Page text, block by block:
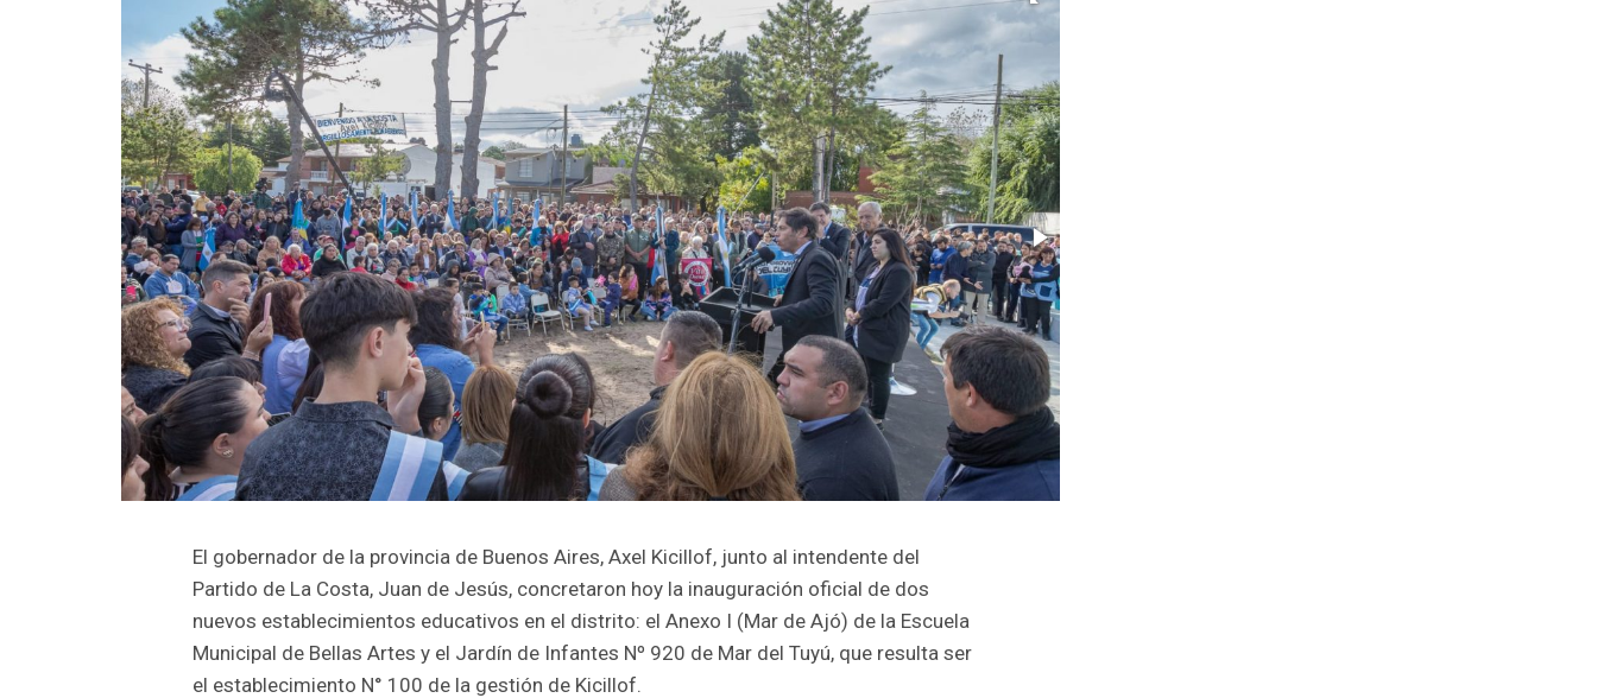
El gobernador de la provincia de Buenos Aires, Axel Kicillof, junto al intendente del
Partido de La Costa, Juan de Jesús, concretaron hoy la inauguración oficial de dos
nuevos establecimientos educativos en el distrito: el Anexo I (Mar de Ajó) de la Escuela
Municipal de Bellas Artes y el Jardín de Infantes Nº 920 de Mar del Tuyú, que resulta ser
el establecimiento N° 100 de la gestión de Kicillof.